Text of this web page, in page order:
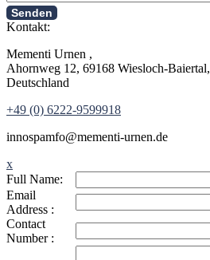
Senden
Kontakt:
Mementi Urnen ,
Ahornweg 12, 69168 Wiesloch-Baiertal,
Deutschland
+49 (0) 6222-9599918
innospamfo@mementi-urnen.de
x
Full Name:
Email
Address :
Contact
Number :